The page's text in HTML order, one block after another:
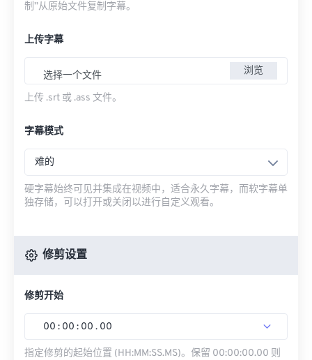
制”从原始文件复制字幕。
上传字幕
选择一个文件 浏览
上传 .srt 或 .ass 文件。
字幕模式
难的
硬字幕始终可见并集成在视频中，适合永久字幕，而软字幕单
独存储，可以打开或关闭以进行自定义观看。
修剪设置
修剪开始
00 : 00 : 00 . 00
指定修剪的起始位置 (HH:MM:SS.MS)。保留 00:00:00.00 则